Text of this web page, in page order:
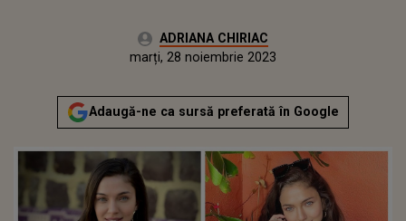
Autor:ADRIANA CHIRIAC
marți, 28 noiembrie 2023Actualizat:
marți, 28 noiembrie 2023
Adaugă-ne ca sursă preferată în Google